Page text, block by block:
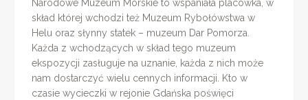
Narodowe Muzeum Morskie to wspaniała placówka, w
skład której wchodzi też Muzeum Rybołówstwa w
Helu oraz słynny statek – muzeum Dar Pomorza.
Każda z wchodzących w skład tego muzeum
ekspozycji zasługuje na uznanie, każda z nich może
nam dostarczyć wielu cennych informacji. Kto w
czasie wycieczki w rejonie Gdańska poświęci